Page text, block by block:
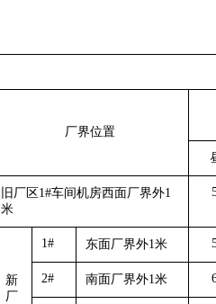
厂界位置
旧厂区1#车间机房西面厂界外1
米
新
厂
1# 东面厂界外1米
2# 南面厂界外1米